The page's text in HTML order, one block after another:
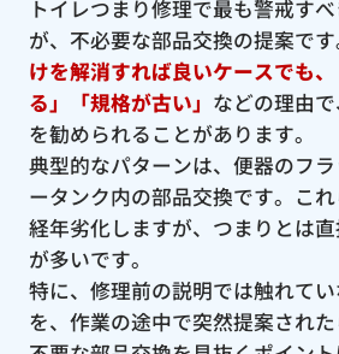
トイレつまり修理で最も警戒す
が、不必要な部品交換の提案です
けを解消すれば良いケースでも
る」「規格が古い」 などの理由
を勧められることがあります。
典型的なパターンは、便器のフ
ータンク内の部品交換です。こ
経年劣化しますが、つまりとは
が多いです。
特に、修理前の説明では触れて
を、作業の途中で突然提案された